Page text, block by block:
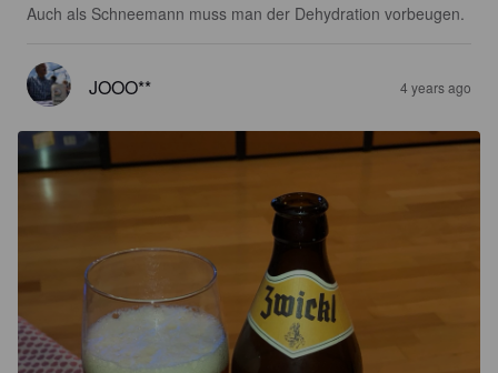
Auch als Schneemann muss man der Dehydration vorbeugen.
JOOO** 4 years ago